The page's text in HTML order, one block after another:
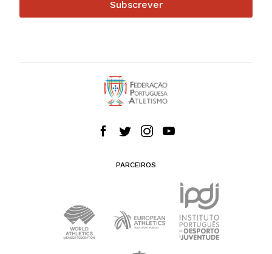
Subscrever
PARCEIROS